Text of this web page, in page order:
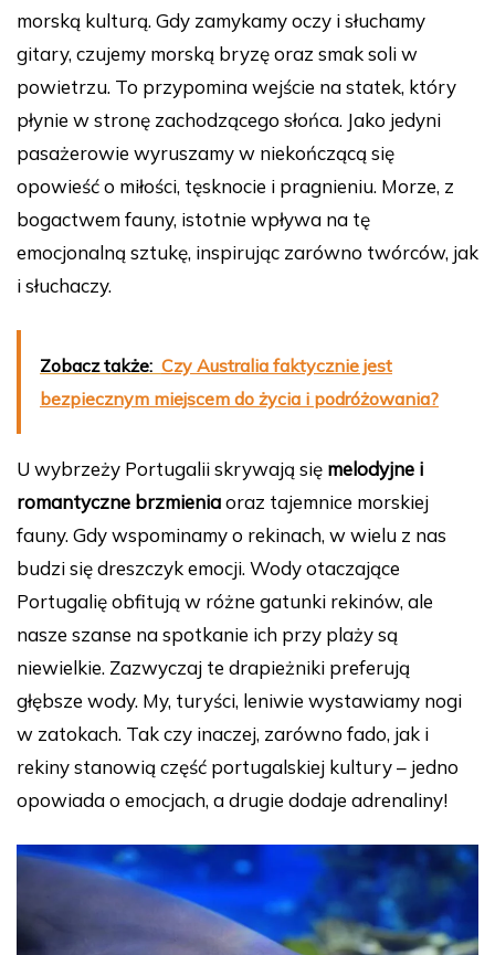
morską kulturą. Gdy zamykamy oczy i słuchamy
gitary, czujemy morską bryzę oraz smak soli w
powietrzu. To przypomina wejście na statek, który
płynie w stronę zachodzącego słońca. Jako jedyni
pasażerowie wyruszamy w niekończącą się
opowieść o miłości, tęsknocie i pragnieniu. Morze, z
bogactwem fauny, istotnie wpływa na tę
emocjonalną sztukę, inspirując zarówno twórców, jak
i słuchaczy.
Zobacz także: Czy Australia faktycznie jest
bezpiecznym miejscem do życia i podróżowania?
U wybrzeży Portugalii skrywają się melodyjne i
romantyczne brzmieniaoraz tajemnice morskiej
fauny. Gdy wspominamy o rekinach, w wielu z nas
budzi się dreszczyk emocji. Wody otaczające
Portugalię obfitują w różne gatunki rekinów, ale
nasze szanse na spotkanie ich przy plaży są
niewielkie. Zazwyczaj te drapieżniki preferują
głębsze wody. My, turyści, leniwie wystawiamy nogi
w zatokach. Tak czy inaczej, zarówno fado, jak i
rekiny stanowią część portugalskiej kultury – jedno
opowiada o emocjach, a drugie dodaje adrenaliny!